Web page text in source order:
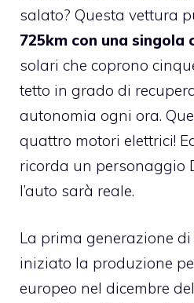
salato? Questa vettura
725km con una singola
solari che coprono
tetto in grado di
autonomia ogni ora.
quattro motori elettrici!
ricorda un personaggio
l’auto sarà reale.
La prima generazione di
iniziato la produzione
europeo nel dicembre